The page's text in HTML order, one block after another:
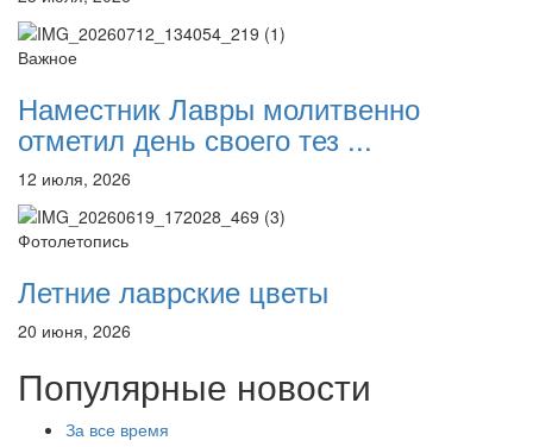
Важное
Наместник Лавры молитвенно
отметил день своего тез ...
12 июля, 2026
Фотолетопись
Летние лаврские цветы
20 июня, 2026
Популярные новости
За все время